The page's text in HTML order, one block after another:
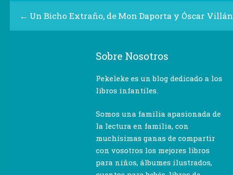
← Un Bicho Extraño, de Mon Daporta y Óscar Villán
Sobre Nosotros
Pekeleke es un blog dedicado a los
libros infantiles.
Somos una familia apasionada de
la lectura en familia, con
muchísimas ganas de compartir
con vosotros los mejores libros
para niños, álbumes ilustrados,